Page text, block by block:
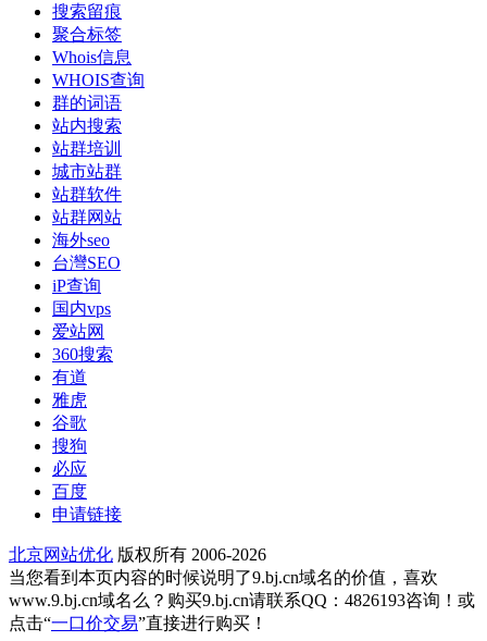
搜索留痕
聚合标签
Whois信息
WHOIS查询
群的词语
站内搜索
站群培训
城市站群
站群软件
站群网站
海外seo
台灣SEO
iP查询
国内vps
爱站网
360搜索
有道
雅虎
谷歌
搜狗
必应
百度
申请链接
北京网站优化 版权所有 2006-2026
当您看到本页内容的时候说明了9.bj.cn域名的价值，喜欢
www.9.bj.cn域名么？购买9.bj.cn请联系QQ：4826193咨询！或
点击“一口价交易”直接进行购买！